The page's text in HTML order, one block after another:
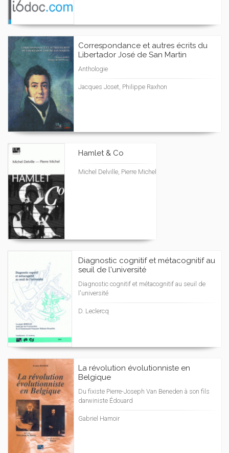
Correspondance et autres écrits du
Libertador José de San Martin
Anthologie
Jacques Joset, Philippe Raxhon
Hamlet & Co
Michel Delville, Pierre Michel
Diagnostic cognitif et métacognitif au
seuil de l'université
Diagnostic cognitif et métacognitif au seuil de
l'université
D. Leclercq
La révolution évolutionniste en
Belgique
Du fixiste Pierre-Joseph Van Beneden à son fils
darwiniste Édouard
Gabriel Hamoir